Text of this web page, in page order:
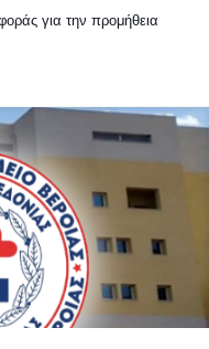
για την προμήθεια